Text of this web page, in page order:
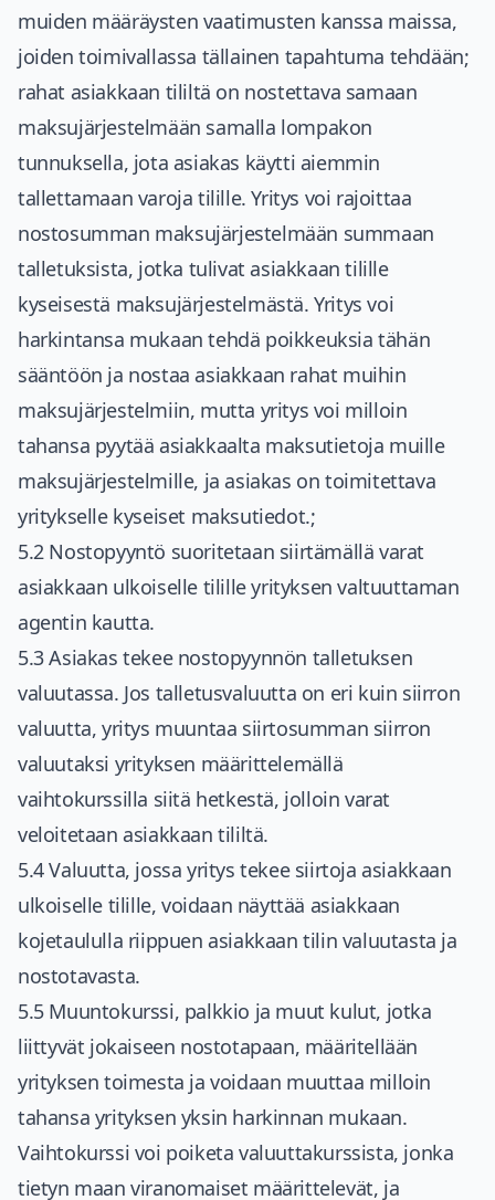
muiden määräysten vaatimusten kanssa maissa,
joiden toimivallassa tällainen tapahtuma tehdään;
rahat asiakkaan tililtä on nostettava samaan
maksujärjestelmään samalla lompakon
tunnuksella, jota asiakas käytti aiemmin
tallettamaan varoja tilille. Yritys voi rajoittaa
nostosumman maksujärjestelmään summaan
talletuksista, jotka tulivat asiakkaan tilille
kyseisestä maksujärjestelmästä. Yritys voi
harkintansa mukaan tehdä poikkeuksia tähän
sääntöön ja nostaa asiakkaan rahat muihin
maksujärjestelmiin, mutta yritys voi milloin
tahansa pyytää asiakkaalta maksutietoja muille
maksujärjestelmille, ja asiakas on toimitettava
yritykselle kyseiset maksutiedot.;
5.2 Nostopyyntö suoritetaan siirtämällä varat
asiakkaan ulkoiselle tilille yrityksen valtuuttaman
agentin kautta.
5.3 Asiakas tekee nostopyynnön talletuksen
valuutassa. Jos talletusvaluutta on eri kuin siirron
valuutta, yritys muuntaa siirtosumman siirron
valuutaksi yrityksen määrittelemällä
vaihtokurssilla siitä hetkestä, jolloin varat
veloitetaan asiakkaan tililtä.
5.4 Valuutta, jossa yritys tekee siirtoja asiakkaan
ulkoiselle tilille, voidaan näyttää asiakkaan
kojetaululla riippuen asiakkaan tilin valuutasta ja
nostotavasta.
5.5 Muuntokurssi, palkkio ja muut kulut, jotka
liittyvät jokaiseen nostotapaan, määritellään
yrityksen toimesta ja voidaan muuttaa milloin
tahansa yrityksen yksin harkinnan mukaan.
Vaihtokurssi voi poiketa valuuttakurssista, jonka
tietyn maan viranomaiset määrittelevät, ja